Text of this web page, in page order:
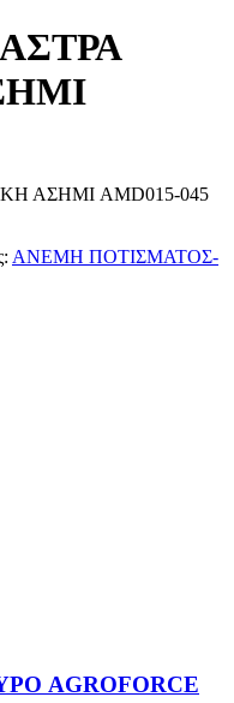
ΑΣΗΜΙ AMD015-045
ΑΝΕΜΗ ΠΟΤΙΣΜΑΤΟΣ-
AGROFORCE